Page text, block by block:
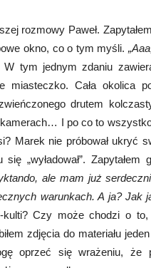
rozmowy Paweł.
okno, co o tym myśli.
tym jednym zdaniu
miasteczko. Cała okolica
drutem
I po co to
Marek nie próbował ukryć
„wyładował”.
ale mam już
warunkach. A ja? Jak
Czy może chodzi o to,
zdjęcia do materiału
oprzeć się wrażeniu, że